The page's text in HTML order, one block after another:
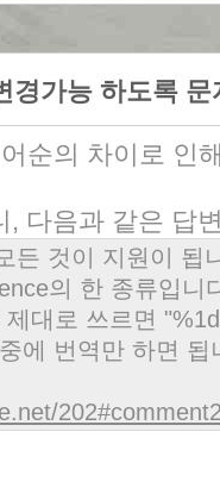
경가능 하도록
순의 차이로 인
, 다음과 같은 답
든 것이 지원이 됩
의 한 종류입니
대로 쓰르면
에 번역만 하면 됩